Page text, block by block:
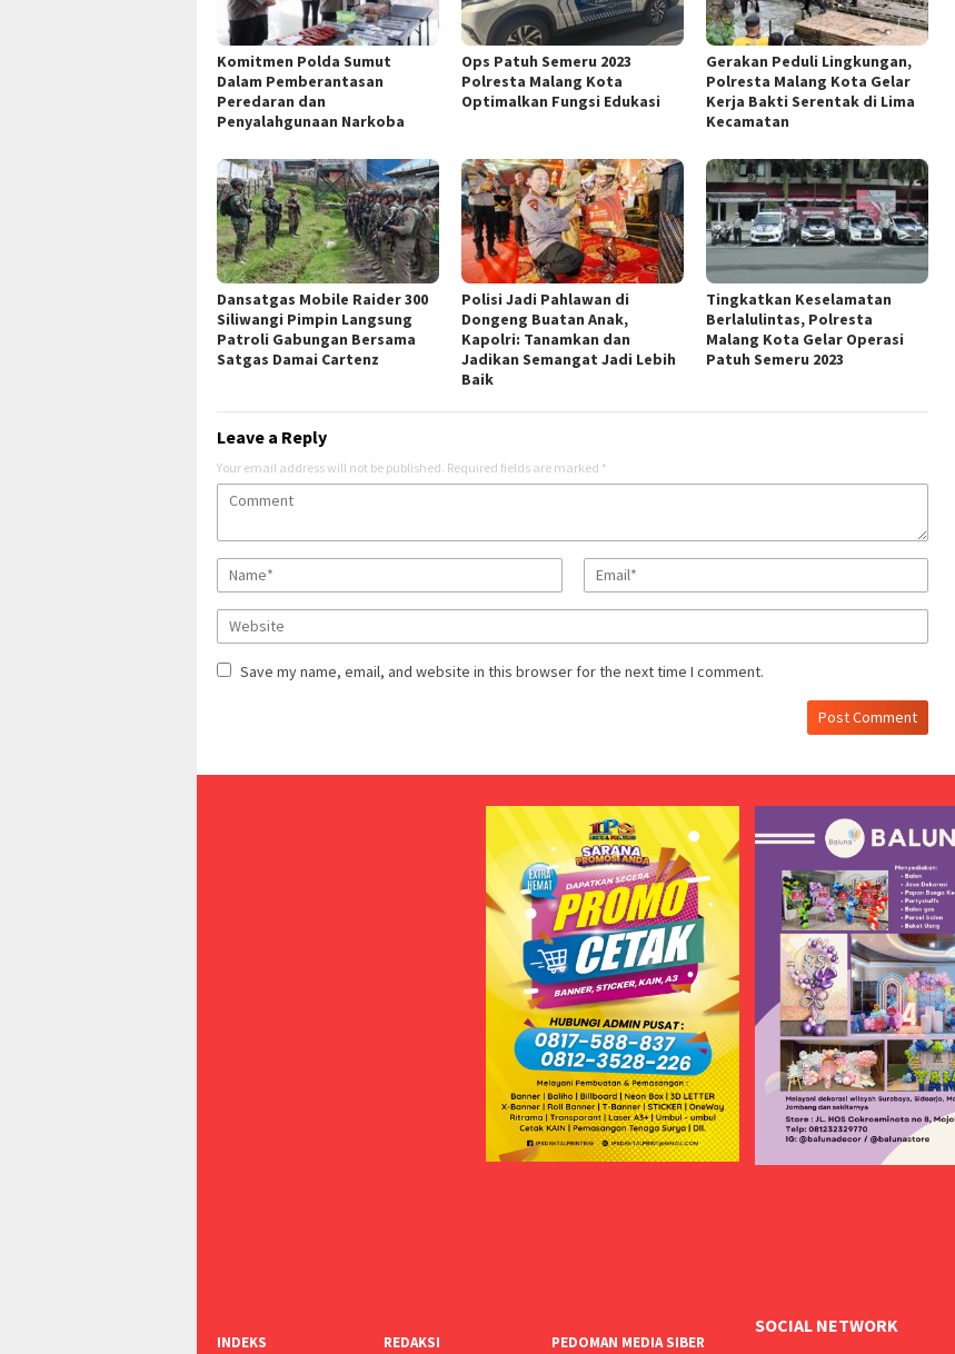
Komitmen Polda Sumut
Dalam Pemberantasan
Peredaran dan
Penyalahgunaan Narkoba
Ops Patuh Semeru 2023
Polresta Malang Kota
Optimalkan Fungsi Edukasi
Gerakan Peduli Lingkungan,
Polresta Malang Kota Gelar
Kerja Bakti Serentak di Lima
Kecamatan
Dansatgas Mobile Raider 300
Siliwangi Pimpin Langsung
Patroli Gabungan Bersama
Satgas Damai Cartenz
Polisi Jadi Pahlawan di
Dongeng Buatan Anak,
Kapolri: Tanamkan dan
Jadikan Semangat Jadi Lebih
Baik
Tingkatkan Keselamatan
Berlalulintas, Polresta
Malang Kota Gelar Operasi
Patuh Semeru 2023
Leave a Reply
Your email address will not be published. Required fields are marked *
Save my name, email, and website in this browser for the next time I comment.
INDEKS REDAKSI PEDOMAN MEDIA SIBER
SOCIAL NETWORK